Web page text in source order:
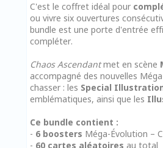
C'est le coffret idéal pour
ou vivre six ouvertures
bundle est une porte d'entrée
compléter.
Chaos Ascendantmet en scène
accompagné des nouvelles
chasser : les Special Illustration
emblématiques, ainsi que les
Ce bundle contient :
- 6 boosters Méga-Évolution –
- 60 cartes aléatoires au total